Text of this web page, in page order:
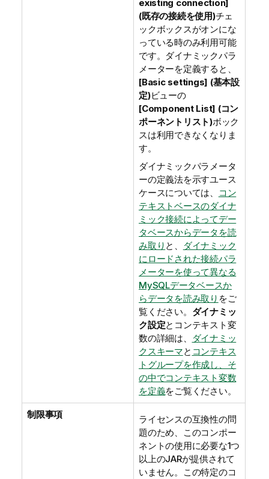
existing connection]
(既存の接続を使用)チェ
ックボックスがオンにな
っている時のみ利用可能
です。ダイナミックパラ
メーターを定義すると、
[Basic settings] (基本設
定)ビューの
[Component List] (コン
ポーネントリスト)ボック
スは利用できなくなりま
す。
ダイナミックパラメータ
ーの定義法を示すユース
ケースについては、
コン
テキストベースのダイナ
ミック接続によってデー
タベースからデータを読
み取り と、
ダイナミック
にロードされた接続パラ
メーターを使って異なる
MySQLデータベースか
らデータを読み取り をご
覧ください。 ダイナミッ
ク設定とコンテキスト変
数の詳細は、
ダイナミッ
クスキーマと コンテキス
トグループを作成し、そ
の中でコンテキスト変数
を定義をご覧ください。
制限事項
ライセンスの互換性の問
題のため、このコンポー
ネントの使用に必要な1つ
以上のJARが提供されて
いません。この特定のコ